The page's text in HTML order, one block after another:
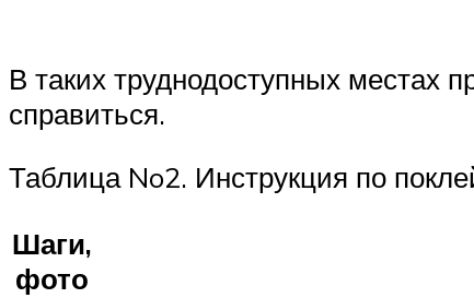
В таких труднодоступных местах
справиться.
Таблица No2. Инструкция по
Шаги,
фото